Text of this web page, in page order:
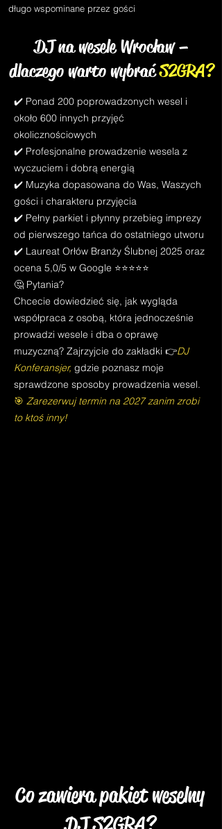
długo wspominane przez gości
DJ na wesele Wrocław –
dlaczego warto wybraćS2GRA?
✔️ Ponad 200 poprowadzonych wesel i
około 600 innych przyjęć
okolicznościowych
✔️ Profesjonalne prowadzenie wesela z
wyczuciem i dobrą energią
✔️ Muzyka dopasowana do Was, Waszych
gości i charakteru przyjęcia
✔️ Pełny parkiet i płynny przebieg imprezy
od pierwszego tańca do ostatniego utworu
✔️ Laureat Orłów Branży Ślubnej 2025 oraz
ocena 5,0/5 w Google ⭐⭐⭐⭐⭐
🤔 Pytania?
Chcecie dowiedzieć się, jak wygląda
współpraca z osobą, która jednocześnie
prowadzi wesele i dba o oprawę
muzyczną? Zajrzyjcie do zakładki 👉DJ
Konferansjer, gdzie poznasz moje
sprawdzone sposoby prowadzenia wesel.
🎯 Zarezerwuj termin na 2027 zanim zrobi
to ktoś inny!
Co zawiera pakiet weselny